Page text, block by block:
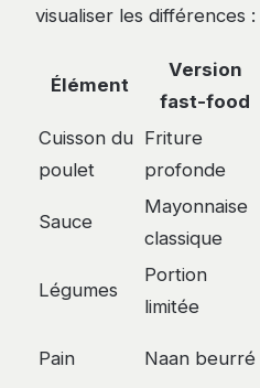
visualiser les différences :
Élément
Version
fast-food
Cuisson du
poulet
Friture
profonde
Sauce
Mayonnaise
classique
Légumes
Portion
limitée
Pain Naan beurré